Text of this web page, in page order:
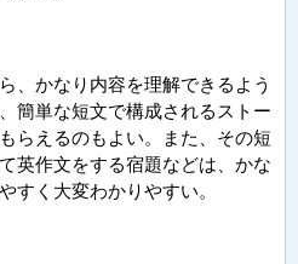
、かなり内容を理解できるよう
簡単な短文で構成されるストー
らえるのもよい。また、その短
英作文をする宿題などは、かな
すく大変わかりやすい。